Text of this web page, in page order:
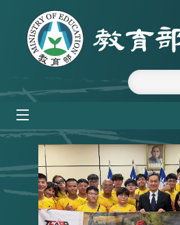
跳到主要內容區塊
:::